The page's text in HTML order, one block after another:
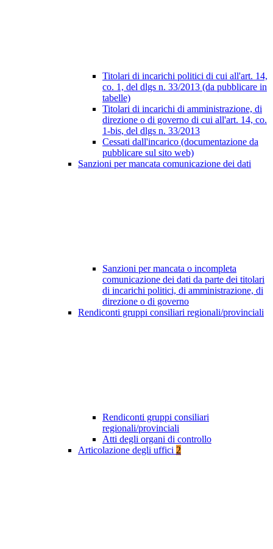
Titolari di incarichi politici di cui all'art. 14,
co. 1, del dlgs n. 33/2013 (da pubblicare in
tabelle)
Titolari di incarichi di amministrazione, di
direzione o di governo di cui all'art. 14, co.
1-bis, del dlgs n. 33/2013
Cessati dall'incarico (documentazione da
pubblicare sul sito web)
Sanzioni per mancata comunicazione dei dati
Sanzioni per mancata o incompleta
comunicazione dei dati da parte dei titolari
di incarichi politici, di amministrazione, di
direzione o di governo
Rendiconti gruppi consiliari regionali/provinciali
Rendiconti gruppi consiliari
regionali/provinciali
Atti degli organi di controllo
Articolazione degli uffici 2